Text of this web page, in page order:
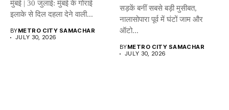
मुंबई | 30 जुलाई: मुंबई के गोराई
इलाके से दिल दहला देने वाली...
BYMETRO CITY SAMACHAR
JULY 30, 2026
सड़कें बनीं सबसे बड़ी मुसीबत,
नालासोपारा पूर्व में घंटों जाम और
ऑटो...
BYMETRO CITY SAMACHAR
JULY 30, 2026